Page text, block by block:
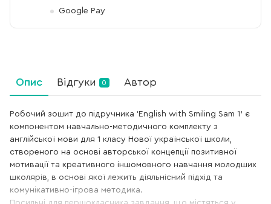
Google Pay
Опис Відгуки 0 Автор
Робочий зошит до підручника ‘English with Smiling Sam 1’ є
компонентом навчально-методичного комплекту з
англійської мови для 1 класу Нової української школи,
створеного на основі авторської концепції позитивної
мотивації та креативного іншомовного навчання молодших
школярів, в основі якої лежить діяльнісний підхід та
комунікативно-ігрова методика.